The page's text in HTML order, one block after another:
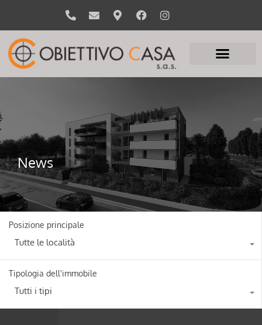
News
Posizione principale
Tutte le località
Tipologia dell'immobile
Tutti i tipi